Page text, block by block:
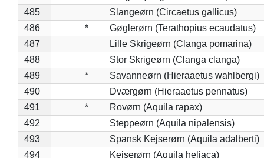
485
Slangeørn (Circaetus gallicus)
486
*
Gøglerørn (Terathopius ecaudatus)
487
Lille Skrigeørn (Clanga pomarina)
488
Stor Skrigeørn (Clanga clanga)
489
*
Savanneørn (Hieraaetus wahlbergi)
490
Dværgørn (Hieraaetus pennatus)
491
*
Rovørn (Aquila rapax)
492
Steppeørn (Aquila nipalensis)
493
Spansk Kejserørn (Aquila adalberti)
494
Kejserørn (Aquila heliaca)